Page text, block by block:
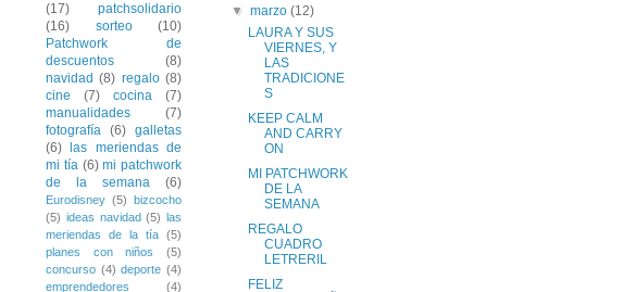
(17)
patchsolidario
(16)
sorteo
(10)
Patchwork de
descuentos
(8)
navidad (8) regalo (8)
cine
(7) cocina
(7)
manualidades
(7)
fotografía (6) galletas
(6)
las meriendas de
mi tía (6) mi patchwork
de la semana
(6)
Eurodisney (5) bizcocho
(5) ideas navidad (5) las
meriendas de la tía (5)
planes con niños
(5)
concurso (4) deporte (4)
emprendedores
(4)
▼marzo(12)
LAURA Y SUS
VIERNES, Y
LAS
TRADICIONE
S
KEEP CALM
AND CARRY
ON
MI PATCHWORK
DE LA
SEMANA
REGALO
CUADRO
LETRERIL
FELIZ